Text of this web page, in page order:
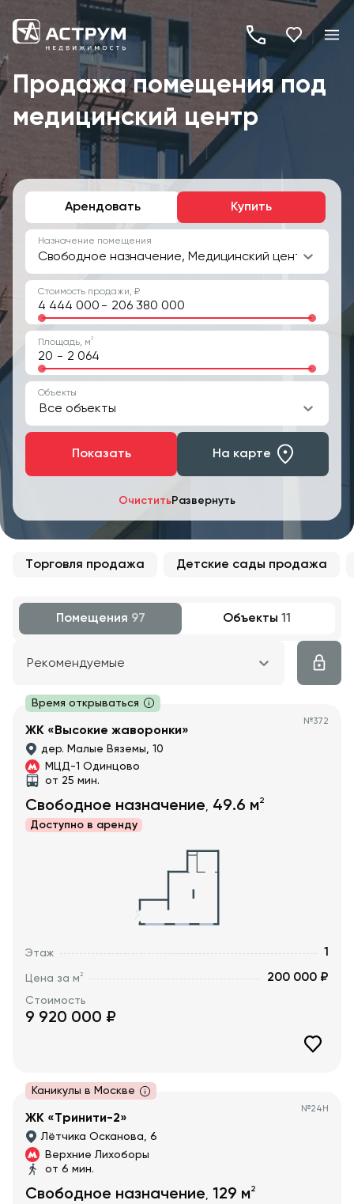
+7
(495)
260-
19-
Продажа помещения под
медицинский центр
Арендовать Купить
ОчиститьРазвернуть
Назначение помещения
Свободное назначение, Медицинский центр
Стоимость продажи, ₽
-
Площадь, м2
-
Объекты
Все объекты
Показать На карте
Торговля продажа Детские сады продажа
Помещения 97 Объекты 11
Рекомендуемые
Время открываться
№372
ЖК «Высокие жаворонки»
дер. Малые Вяземы, 10
МЦД-1 Одинцово
от 25 мин.
Свободное назначение, 49.6 м2
Доступно в аренду
Этаж 1
Цена за м2 200 000 ₽
Стоимость
9 920 000 ₽
Каникулы в Москве
№24Н
ЖК «Тринити-2»
Лётчика Осканова, 6
Верхние Лихоборы
от 6 мин.
Свободное назначение, 129 м2